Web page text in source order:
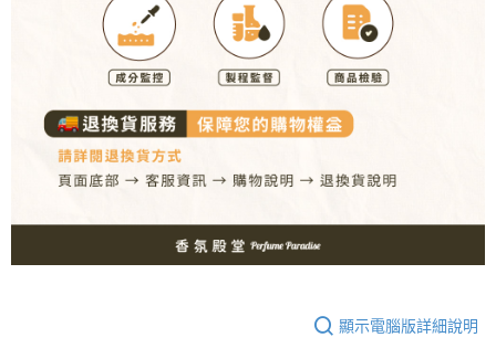
顯示電腦版詳細說明